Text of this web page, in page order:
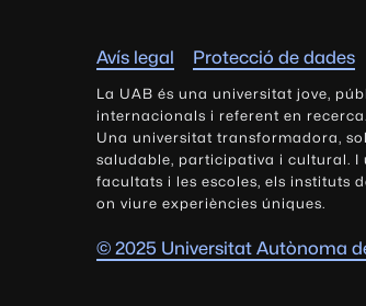
s
i
t
a
t
A
u
t
ò
Avís legal Protecció de dades
La UAB és una universitat jove,
internacionals i referent en
Una universitat transformadora,
saludable, participativa i cultural. I
facultats i les escoles, els instituts
on viure experiències úniques.
© 2025 Universitat Autònoma